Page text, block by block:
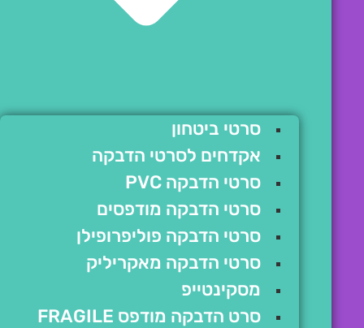
סרטי ביטחון
אקדחים לסרטי הדבקה
סרטי הדבקה PVC
סרטי הדבקה מודפסים
סרטי הדבקה פוליפרופילן
סרטי הדבקה מאקריליק
מסקינטייפ
סרט הדבקה מודפס FRAGILE